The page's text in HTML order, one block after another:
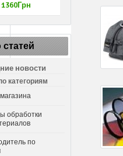
1360Грн
новости
категориям
обработки
по